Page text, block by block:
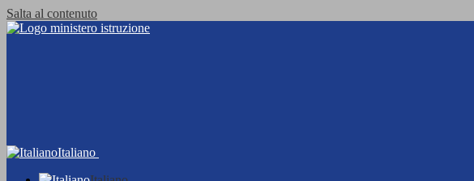
Salta al contenuto
Italiano